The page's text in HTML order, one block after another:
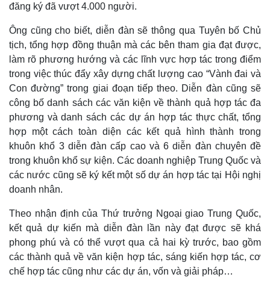
Thể thao
Bóng đá
Lịch thi đấu bóng đá
Thế giới thể thao
eSports
Hậu trường
Ô tô - Xe máy
Ô tô
Xe máy
Tư vấn
đăng ký đã vượt 4.000 người.
Ông cũng cho biết, diễn đàn sẽ thông qua Tuyên bố Chủ
tịch, tổng hợp đồng thuận mà các bên tham gia đạt được,
làm rõ phương hướng và các lĩnh vực hợp tác trong điểm
trong việc thúc đẩy xây dựng chất lượng cao “Vành đai và
Con đường” trong giai đoạn tiếp theo. Diễn đàn cũng sẽ
công bố danh sách các văn kiện về thành quả hợp tác đa
phương và danh sách các dự án hợp tác thực chất, tổng
hợp một cách toàn diện các kết quả hình thành trong
khuôn khổ 3 diễn đàn cấp cao và 6 diễn đàn chuyên đề
trong khuôn khổ sự kiện. Các doanh nghiệp Trung Quốc và
các nước cũng sẽ ký kết một số dự án hợp tác tại Hội nghị
doanh nhân.
Theo nhận định của Thứ trưởng Ngoại giao Trung Quốc,
kết quả dự kiến mà diễn đàn lần này đạt được sẽ khá
phong phú và có thể vượt qua cả hai kỳ trước, bao gồm
các thành quả về văn kiện hợp tác, sáng kiến hợp tác, cơ
chế hợp tác cũng như các dự án, vốn và giải pháp…